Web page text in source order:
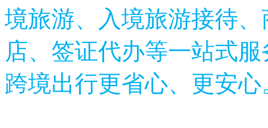
境旅游、入境旅游接待
店、签证代办等一站式
跨境出行更省心、更安心